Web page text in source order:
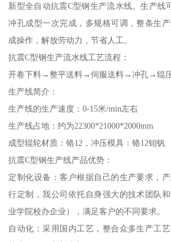
新型全自动抗震C型钢生产流水线。生产线
冲孔成型一次完成，多规格可调，整条生
成操作，解放劳动力，节省人工。
抗震C型钢生产流水线工艺流程：
开卷下料→整平送料→伺服送料→冲孔→辊
生产线简介：
生产线的生产速度：0-15米/min左右
生产线占地：约为22300*21000*2000mm
成型辊轮材质：铬12，冲压模具：铬12钼钒
抗震C型钢生产线产品优势：
定制化设备：客户根据自己的生产要求，
行定制，我公司依托自身强大的技术团队
业学院校办企业），满足客户的不同要求。
自动化：采用国内工艺，整合众多生产工